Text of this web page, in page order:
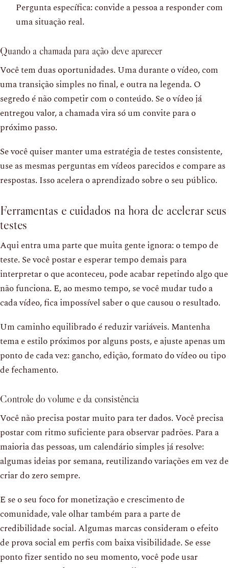
Pergunta específica: convide a pessoa a responder com
uma situação real.
Quando a chamada para ação deve aparecer
Você tem duas oportunidades. Uma durante o vídeo, com
uma transição simples no final, e outra na legenda. O
segredo é não competir com o conteúdo. Se o vídeo já
entregou valor, a chamada vira só um convite para o
próximo passo.
Se você quiser manter uma estratégia de testes consistente,
use as mesmas perguntas em vídeos parecidos e compare as
respostas. Isso acelera o aprendizado sobre o seu público.
Ferramentas e cuidados na hora de acelerar seus
testes
Aqui entra uma parte que muita gente ignora: o tempo de
teste. Se você postar e esperar tempo demais para
interpretar o que aconteceu, pode acabar repetindo algo que
não funciona. E, ao mesmo tempo, se você mudar tudo a
cada vídeo, fica impossível saber o que causou o resultado.
Um caminho equilibrado é reduzir variáveis. Mantenha
tema e estilo próximos por alguns posts, e ajuste apenas um
ponto de cada vez: gancho, edição, formato do vídeo ou tipo
de fechamento.
Controle do volume e da consistência
Você não precisa postar muito para ter dados. Você precisa
postar com ritmo suficiente para observar padrões. Para a
maioria das pessoas, um calendário simples já resolve:
algumas ideias por semana, reutilizando variações em vez de
criar do zero sempre.
E se o seu foco for monetização e crescimento de
comunidade, vale olhar também para a parte de
credibilidade social. Algumas marcas consideram o efeito
de prova social em perfis com baixa visibilidade. Se esse
ponto fizer sentido no seu momento, você pode usar